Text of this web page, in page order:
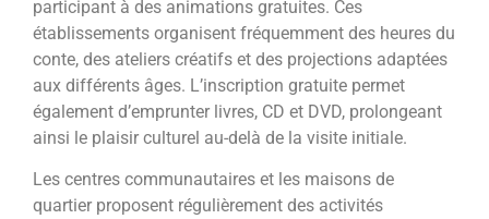
participant à des animations gratuites. Ces
établissements organisent fréquemment des heures du
conte, des ateliers créatifs et des projections adaptées
aux différents âges. L’inscription gratuite permet
également d’emprunter livres, CD et DVD, prolongeant
ainsi le plaisir culturel au-delà de la visite initiale.
Les centres communautaires et les maisons de
quartier proposent régulièrement des activités